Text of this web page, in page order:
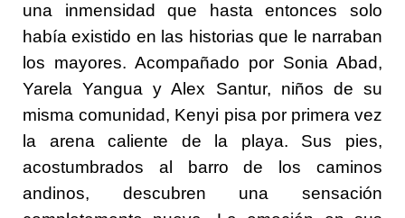
una inmensidad que hasta entonces solo
había existido en las historias que le narraban
los mayores. Acompañado por Sonia Abad,
Yarela Yangua y Alex Santur, niños de su
misma comunidad, Kenyi pisa por primera vez
la arena caliente de la playa. Sus pies,
acostumbrados al barro de los caminos
andinos, descubren una sensación